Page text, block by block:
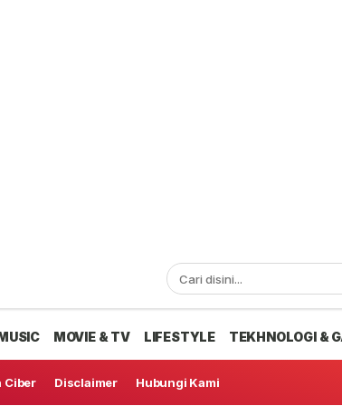
MOVIE & TV LIFESTYLE TEKHNOLOGI &
Ciber Disclaimer Hubungi Kami